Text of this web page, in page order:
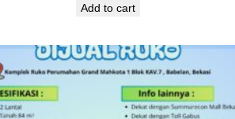
Add to cart